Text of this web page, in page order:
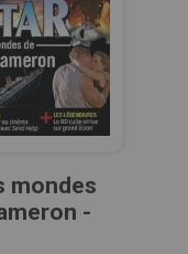
mondes
-